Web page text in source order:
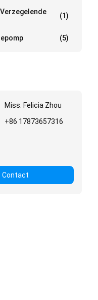
(1)
(5)
Miss. Felicia Zhou
+86 17873657316
Contact